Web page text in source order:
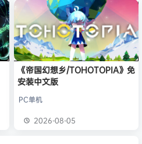
《帝国幻想乡/TOHOTOPIA》免
安装中文版
PC单机
2026-08-05